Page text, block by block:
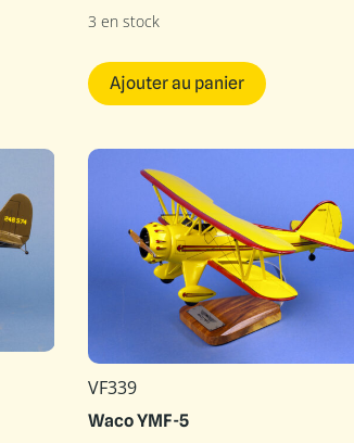
3 en stock
Ajouter au panier
VF339
Waco YMF-5